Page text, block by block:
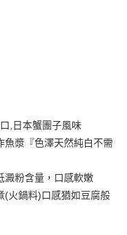
業銀行
業銀行
際商業銀行
台灣）商業銀行
託商業銀行
際商業銀行
業銀行
國際商業銀行
商業銀行
台灣）商業銀行
,日本蟹團子風味
漿『色澤天然純白不需
粉含量，口感軟嫩
火鍋料)口感猶如豆腐般